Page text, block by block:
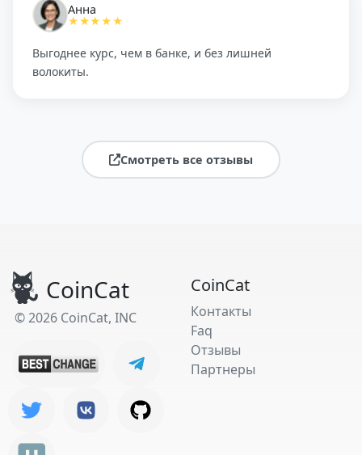
Анна
★★★★★
Выгоднее курс, чем в банке, и без лишней
волокиты.
Смотреть все отзывы
CoinCat
© 2026 CoinCat, INC
CoinCat
Контакты
Faq
Отзывы
Партнеры